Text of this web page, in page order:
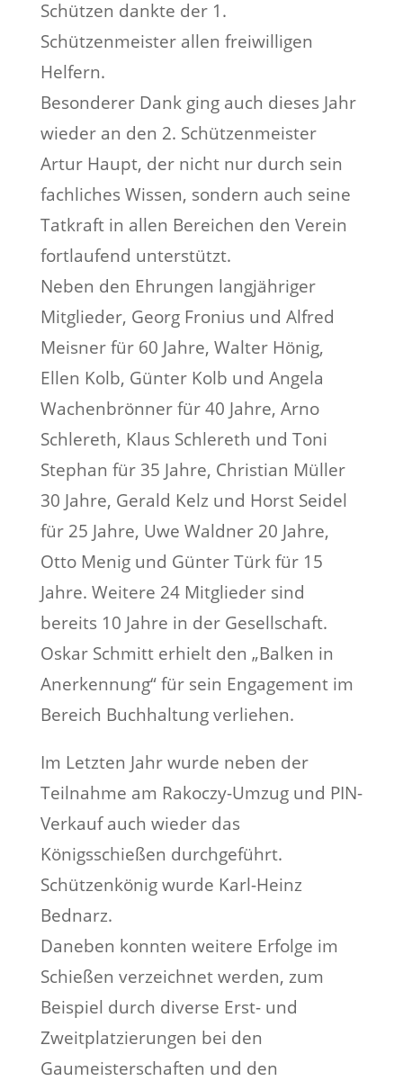
Schützen dankte der 1.
Schützenmeister allen freiwilligen
Helfern.
Besonderer Dank ging auch dieses Jahr
wieder an den 2. Schützenmeister
Artur Haupt, der nicht nur durch sein
fachliches Wissen, sondern auch seine
Tatkraft in allen Bereichen den Verein
fortlaufend unterstützt.
Neben den Ehrungen langjähriger
Mitglieder, Georg Fronius und Alfred
Meisner für 60 Jahre, Walter Hönig,
Ellen Kolb, Günter Kolb und Angela
Wachenbrönner für 40 Jahre, Arno
Schlereth, Klaus Schlereth und Toni
Stephan für 35 Jahre, Christian Müller
30 Jahre, Gerald Kelz und Horst Seidel
für 25 Jahre, Uwe Waldner 20 Jahre,
Otto Menig und Günter Türk für 15
Jahre. Weitere 24 Mitglieder sind
bereits 10 Jahre in der Gesellschaft.
Oskar Schmitt erhielt den „Balken in
Anerkennung“ für sein Engagement im
Bereich Buchhaltung verliehen.
Im Letzten Jahr wurde neben der
Teilnahme am Rakoczy-Umzug und PIN-
Verkauf auch wieder das
Königsschießen durchgeführt.
Schützenkönig wurde Karl-Heinz
Bednarz.
Daneben konnten weitere Erfolge im
Schießen verzeichnet werden, zum
Beispiel durch diverse Erst- und
Zweitplatzierungen bei den
Gaumeisterschaften und den